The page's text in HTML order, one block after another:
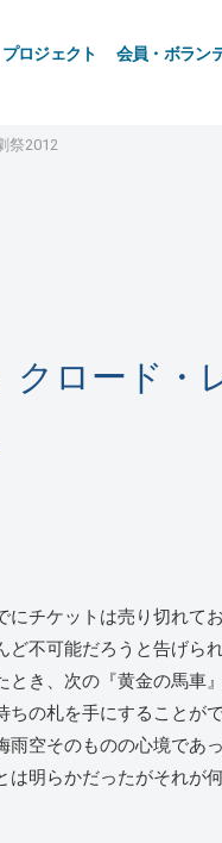
プロジェクト 会員・ボラン
祭2012
ロード・
チケットは売り切れて
ど不可能だろうと告げら
とき、次の『黄金の馬車
ちの札を手にすることが
空そのものの心境であ
明らかだったがそれが